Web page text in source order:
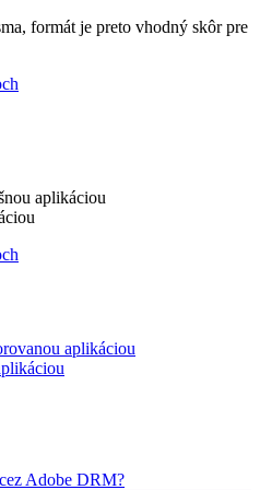
formát je preto vhodný skôr pre
aplikáciou
aplikáciou
Adobe DRM?